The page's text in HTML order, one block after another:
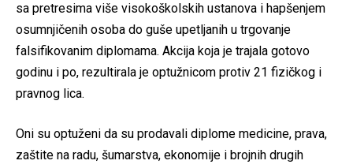
sa pretresima više visokoškolskih ustanova i hapšenjem
osumnjičenih osoba do guše upetljanih u trgovanje
falsifikovanim diplomama. Akcija koja je trajala gotovo
godinu i po, rezultirala je optužnicom protiv 21 fizičkog i
pravnog lica.
Oni su optuženi da su prodavali diplome medicine, prava,
zaštite na radu, šumarstva, ekonomije i brojnih drugih